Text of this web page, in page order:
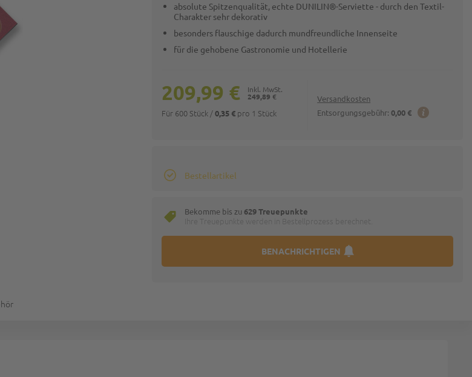
absolute Spitzenqualität, echte DUNILIN®-Serviette - durch den Textil-
Charakter sehr dekorativ
besonders flauschige dadurch mundfreundliche Innenseite
für die gehobene Gastronomie und Hotellerie
Versandkosten
Entsorgungsgebühr: 0,00 €
249,89 €
209,99 €
Für 600 Stück /0,35 € pro 1 Stück
Bestellartikel
Bekomme bis zu629 Treuepunkte
BENACHRICHTIGEN